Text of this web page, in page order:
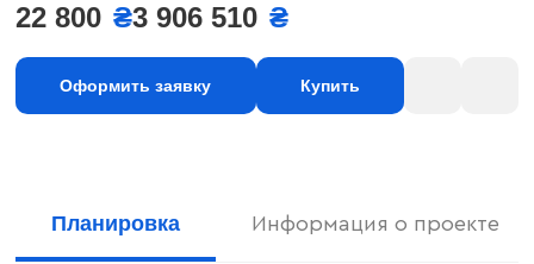
22 800 ₴3 906 510 ₴
Оформить заявку Купить
Планировка Информация о проекте